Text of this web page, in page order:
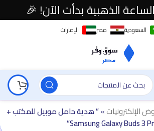
السعودية مصر الإمارات
الإلكترونيات»” هدية حامل موبيل للمكتب +
Samsung Galaxy Buds 3
الذهبية بدأت الآن! 🎉